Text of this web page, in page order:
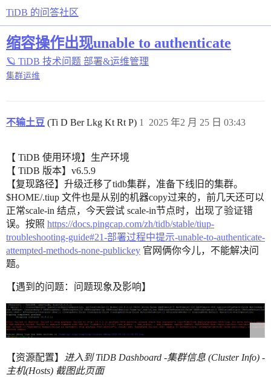
TiDB 的问答社区
缩容操作出现unable to authenticate
🪐 TiDB 技术问题 部署&运维管理
集群运维
不输土豆 (Ti D Ber Lkg Kt Rt P) 2025 年2 月 25 日 03:43
1
【 TiDB 使用环境】生产环境
【 TiDB 版本】v6.5.9
【复现路径】升级迁移了tidb集群，准备下线旧的集群。
$HOME/.tiup 文件也是从别的机器copy过来的，前几天还可以
正常scale-in 结点，今天尝试 scale-in节点时，出现了验证错
误。按照 https://docs.pingcap.com/zh/tidb/stable/tiup-
troubleshooting-guide#21-部署过程中提示-unable-to-authenticate-
attempted-methods-none-publickey 官网俩你今儿，不能解决问
题。
【遇到的问题：问题现象及影响】
【资源配置】
进入到 TiDB Dashboard -集群信息 (Cluster Info) -
主机(Hosts) 截图此页面